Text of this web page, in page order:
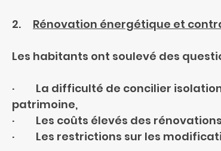
2. Rénovation énergétique et
Les habitants ont soulevé des
·         La difficulté de concilier
patrimoine,
·         Les coûts élevés des
·         Les restrictions sur les